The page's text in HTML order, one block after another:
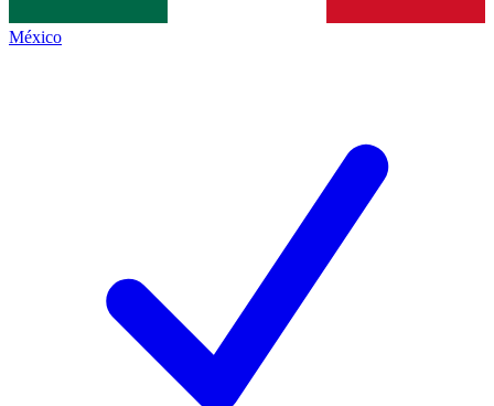
México